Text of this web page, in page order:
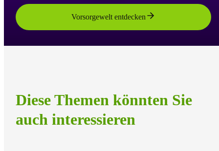
Vorsorgewelt entdecken
Diese Themen könnten Sie
auch interessieren